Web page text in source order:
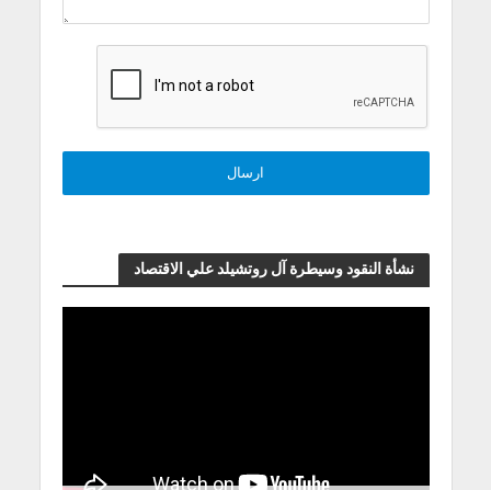
نشأة النقود وسيطرة آل روتشيلد علي الاقتصاد